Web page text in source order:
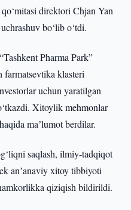
direktori Chjan Yan
bo‘lib o‘tdi.
Pharma Park”
klasteri
uchun yaratilgan
Xitoylik mehmonlar
maʼlumot berdilar.
saqlash, ilmiy-tadqiqot
anʼanaviy xitoy tibbiyoti
qiziqish bildirildi.